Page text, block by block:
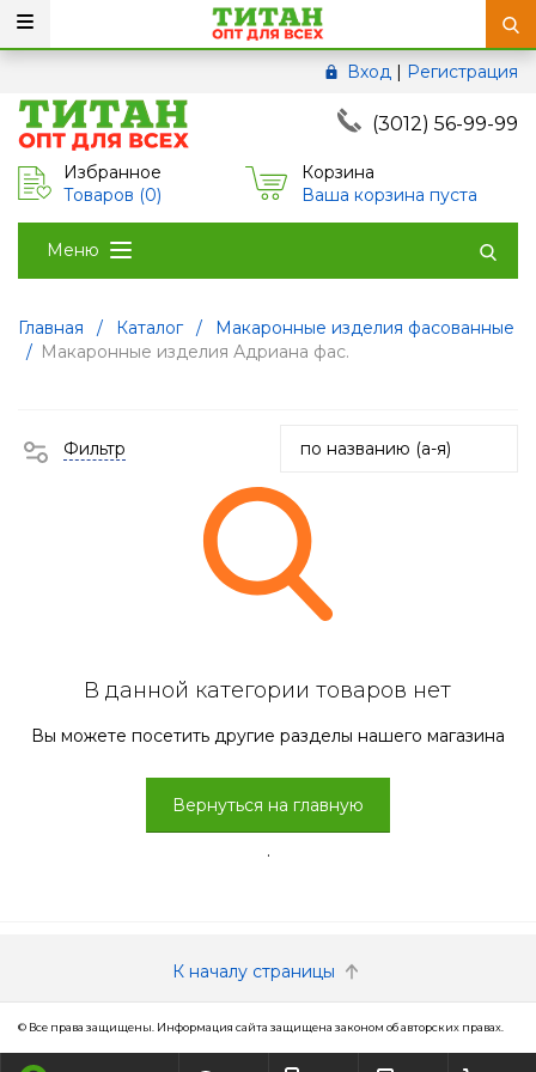
Вход | Регистрация
(3012) 56-99-99
Избранное
Товаров (0)
Корзина
Ваша корзина пуста
Меню
Главная / Каталог /
Макаронные изделия фасованные
/ Макаронные изделия Адриана фас.
Фильтр
В данной категории товаров нет
Вы можете посетить другие разделы нашего магазина
Вернуться на главную
.
К началу страницы
© Все права защищены. Информация сайта защищена законом об авторских правах.